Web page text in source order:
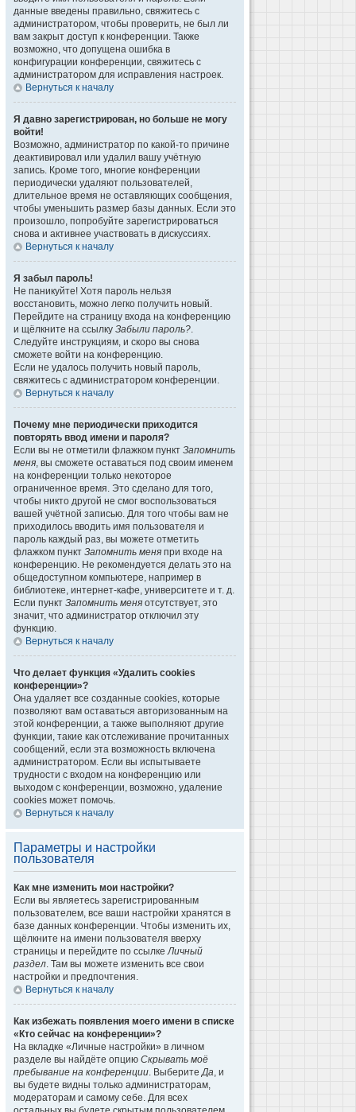
данные введены правильно, свяжитесь с
администратором, чтобы проверить, не был ли
вам закрыт доступ к конференции. Также
возможно, что допущена ошибка в
конфигурации конференции, свяжитесь с
администратором для исправления настроек.
Вернуться к началу
Я давно зарегистрирован, но больше не могу
войти!
Возможно, администратор по какой-то причине
деактивировал или удалил вашу учётную
запись. Кроме того, многие конференции
периодически удаляют пользователей,
длительное время не оставляющих сообщения,
чтобы уменьшить размер базы данных. Если это
произошло, попробуйте зарегистрироваться
снова и активнее участвовать в дискуссиях.
Вернуться к началу
Я забыл пароль!
Не паникуйте! Хотя пароль нельзя
восстановить, можно легко получить новый.
Перейдите на страницу входа на конференцию
и щёлкните на ссылку Забыли пароль?.
Следуйте инструкциям, и скоро вы снова
сможете войти на конференцию.
Если не удалось получить новый пароль,
свяжитесь с администратором конференции.
Вернуться к началу
Почему мне периодически приходится
повторять ввод имени и пароля?
Если вы не отметили флажком пункт Запомнить
меня, вы сможете оставаться под своим именем
на конференции только некоторое
ограниченное время. Это сделано для того,
чтобы никто другой не смог воспользоваться
вашей учётной записью. Для того чтобы вам не
приходилось вводить имя пользователя и
пароль каждый раз, вы можете отметить
флажком пункт Запомнить меня при входе на
конференцию. Не рекомендуется делать это на
общедоступном компьютере, например в
библиотеке, интернет-кафе, университете и т. д.
Если пункт Запомнить меня отсутствует, это
значит, что администратор отключил эту
функцию.
Вернуться к началу
Что делает функция «Удалить cookies
конференции»?
Она удаляет все созданные cookies, которые
позволяют вам оставаться авторизованным на
этой конференции, а также выполняют другие
функции, такие как отслеживание прочитанных
сообщений, если эта возможность включена
администратором. Если вы испытываете
трудности с входом на конференцию или
выходом с конференции, возможно, удаление
cookies может помочь.
Вернуться к началу
Параметры и настройки
пользователя
Как мне изменить мои настройки?
Если вы являетесь зарегистрированным
пользователем, все ваши настройки хранятся в
базе данных конференции. Чтобы изменить их,
щёлкните на имени пользователя вверху
страницы и перейдите по ссылкеЛичный
раздел. Там вы можете изменить все свои
настройки и предпочтения.
Вернуться к началу
Как избежать появления моего имени в списке
«Кто сейчас на конференции»?
На вкладке «Личные настройки» в личном
разделе вы найдёте опцию Скрывать моё
пребывание на конференции. ВыберитеДа, и
вы будете видны только администраторам,
модераторам и самому себе. Для всех